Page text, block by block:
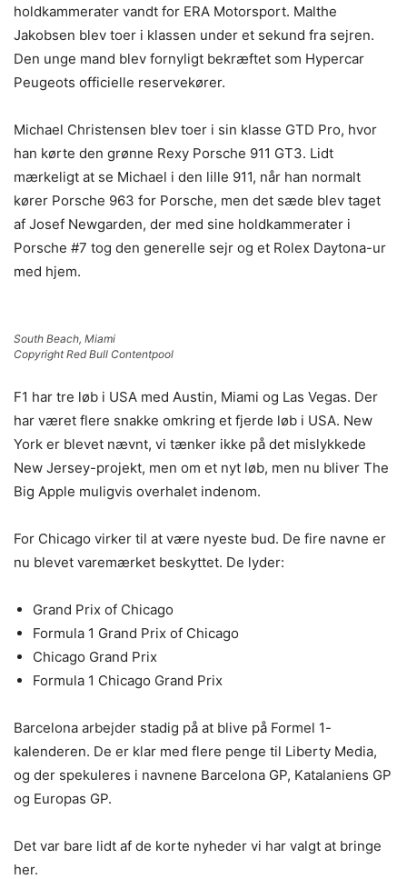
holdkammerater vandt for ERA Motorsport. Malthe
Jakobsen blev toer i klassen under et sekund fra sejren.
Den unge mand blev fornyligt bekræftet som Hypercar
Peugeots officielle reservekører.
Michael Christensen blev toer i sin klasse GTD Pro, hvor
han kørte den grønne Rexy Porsche 911 GT3. Lidt
mærkeligt at se Michael i den lille 911, når han normalt
kører Porsche 963 for Porsche, men det sæde blev taget
af Josef Newgarden, der med sine holdkammerater i
Porsche #7 tog den generelle sejr og et Rolex Daytona-ur
med hjem.
South Beach, Miami
Copyright Red Bull Contentpool
F1 har tre løb i USA med Austin, Miami og Las Vegas. Der
har været flere snakke omkring et fjerde løb i USA. New
York er blevet nævnt, vi tænker ikke på det mislykkede
New Jersey-projekt, men om et nyt løb, men nu bliver The
Big Apple muligvis overhalet indenom.
For Chicago virker til at være nyeste bud. De fire navne er
nu blevet varemærket beskyttet. De lyder:
Grand Prix of Chicago
Formula 1 Grand Prix of Chicago
Chicago Grand Prix
Formula 1 Chicago Grand Prix
Barcelona arbejder stadig på at blive på Formel 1-
kalenderen. De er klar med flere penge til Liberty Media,
og der spekuleres i navnene Barcelona GP, Katalaniens GP
og Europas GP.
Det var bare lidt af de korte nyheder vi har valgt at bringe
her.